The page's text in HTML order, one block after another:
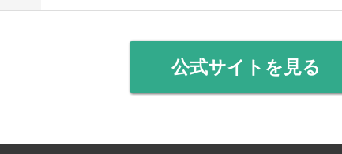
公式サイトを見る